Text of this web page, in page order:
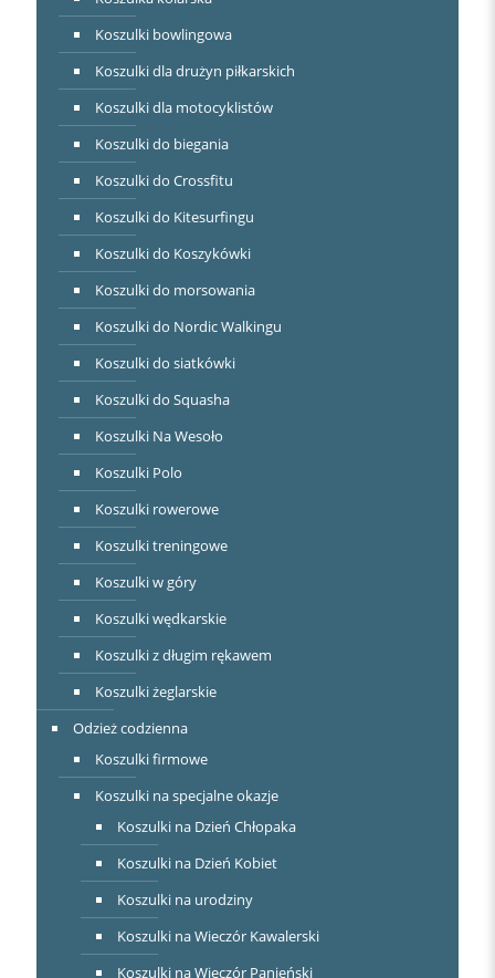
Koszulki bowlingowa
Koszulki dla drużyn piłkarskich
Koszulki dla motocyklistów
Koszulki do biegania
Koszulki do Crossfitu
Koszulki do Kitesurfingu
Koszulki do Koszykówki
Koszulki do morsowania
Koszulki do Nordic Walkingu
Koszulki do siatkówki
Koszulki do Squasha
Koszulki Na Wesoło
Koszulki Polo
Koszulki rowerowe
Koszulki treningowe
Koszulki w góry
Koszulki wędkarskie
Koszulki z długim rękawem
Koszulki żeglarskie
Odzież codzienna
Koszulki firmowe
Koszulki na specjalne okazje
Koszulki na Dzień Chłopaka
Koszulki na Dzień Kobiet
Koszulki na urodziny
Koszulki na Wieczór Kawalerski
Koszulki na Wieczór Panieński